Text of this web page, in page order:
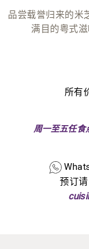
品尝载誉归来的米
满目的粤式
所有
周一至五任食
预订请